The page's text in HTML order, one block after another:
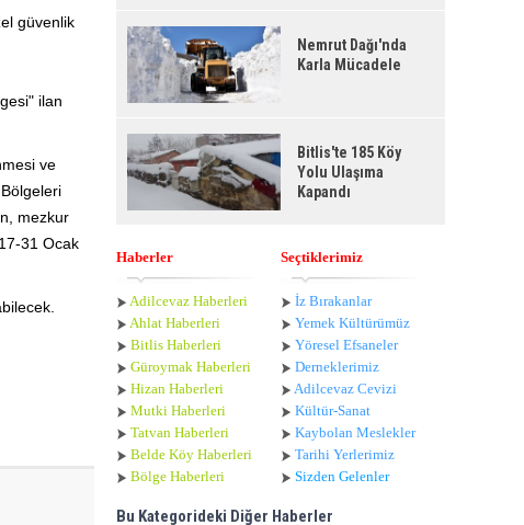
güvenlik
ilan
ve
mezkur
31 Ocak
Nemrut Dağı'nda
Karla Mücadele
Bitlis'te 185 Köy
Yolu Ulaşıma
Kapandı
Haberler
Adilcevaz Haberleri
Ahlat Haberleri
Bitlis Haberleri
Güroymak Haberleri
Hizan Haberleri
Mutki Haberleri
Tatvan Haberleri
Belde Köy Haberleri
Bölge Haberleri
Seçtiklerimiz
İz Bırakanlar
Yemek Kültürümüz
Yöresel Efsaneler
Derneklerimiz
Adilcevaz Cevizi
Kültür-Sanat
Kaybolan Meslekler
Tarihi Yerlerimiz
Sizden Gelenler
Bu Kategorideki Diğer Haberler